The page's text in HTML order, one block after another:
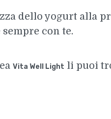
dello yogurt alla
con te.
Vita Well Light li puoi